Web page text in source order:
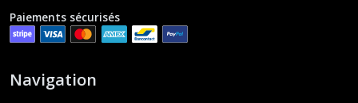
Paiements sécurisés
Navigation